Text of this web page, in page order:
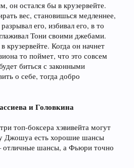
он остался бы в крузервейте.
вес, становишься медленнее,
его, избивал его, в то
Тони своими джебами.
крузервейте. Когда он начнет
то поймет, что это совсем
биться с законными
о себе, тогда добро
и Головкина
топ-боксера хэвивейта могут
Джошуа есть хорошие шансы
отличные шансы, а Фьюри точно